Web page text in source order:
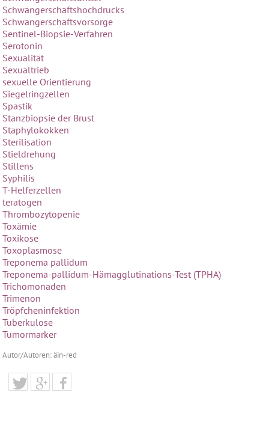
Schwangerschaftshochdrucks
Schwangerschaftsvorsorge
Sentinel-Biopsie-Verfahren
Serotonin
Sexualität
Sexualtrieb
sexuelle Orientierung
Siegelringzellen
Spastik
Stanzbiopsie der Brust
Staphylokokken
Sterilisation
Stieldrehung
Stillens
Syphilis
T-Helferzellen
teratogen
Thrombozytopenie
Toxämie
Toxikose
Toxoplasmose
Treponema pallidum
Treponema-pallidum-Hämagglutinations-Test (TPHA)
Trichomonaden
Trimenon
Tröpfcheninfektion
Tuberkulose
Tumormarker
Autor/Autoren: äin-red